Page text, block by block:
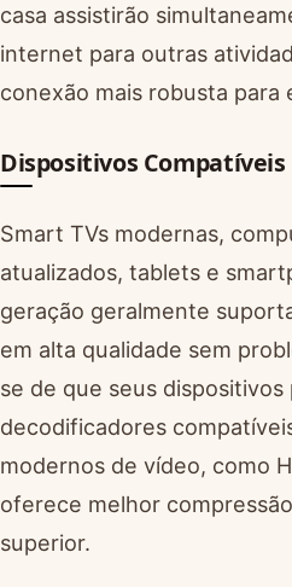
casa assistirão
internet para outras
conexão mais robusta para
Dispositivos Compatíveis
Smart TVs modernas,
atualizados, tablets e
geração geralmente
em alta qualidade sem
se de que seus dispositivos
decodificadores
modernos de vídeo, como
oferece melhor
superior.